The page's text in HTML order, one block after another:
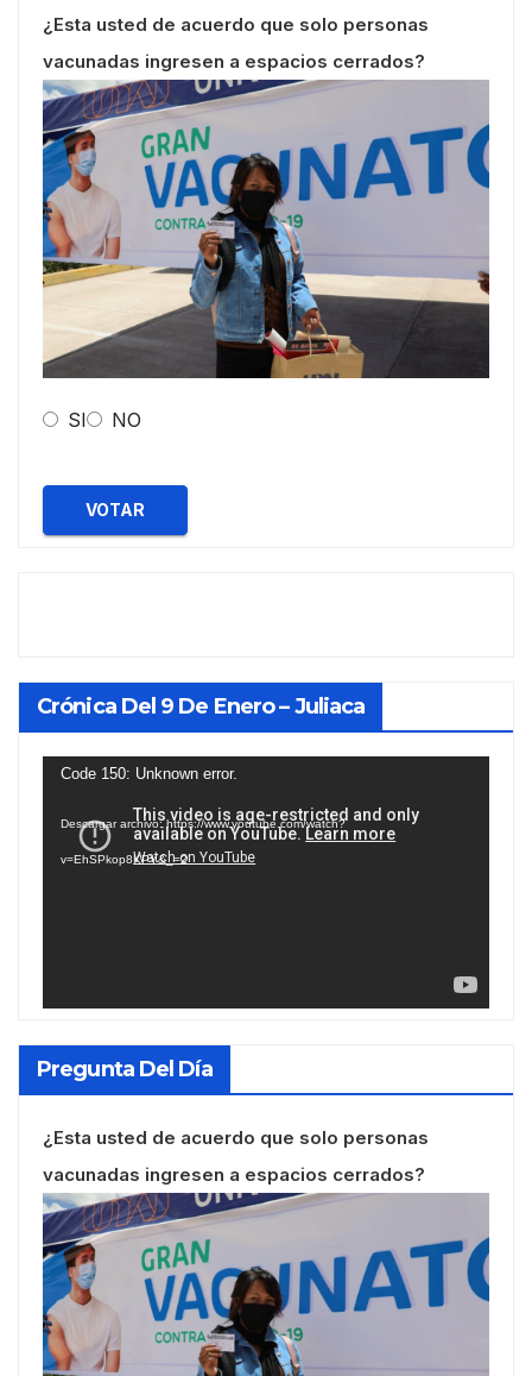
¿Esta usted de acuerdo que solo personas
vacunadas ingresen a espacios cerrados?
SI NO
VOTAR
Crónica Del 9 De Enero – Juliaca
Reproductor
vídeo
Code 150: Unknown error.
Descargar archivo: https://www.youtube.com/watch?
v=EhSPkop8KPY&_=2
Pregunta Del Día
¿Esta usted de acuerdo que solo personas
vacunadas ingresen a espacios cerrados?